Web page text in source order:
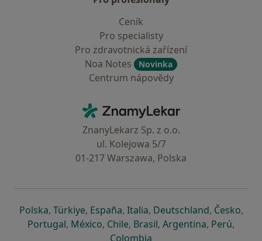
Ceník
Pro specialisty
Pro zdravotnická zařízení
Noa Notes
Novinka
Centrum nápovědy
ZnamyLekar - Hlavní stránka
ZnanyLekarz Sp. z o.o.
ul. Kolejowa 5/7
01-217 Warszawa, Polska
Polskase otevře v nové záložce
, Türkiyese otevře v nové záložce
, Españase otevře v nové záložce
, Italiase otevře v nové záložce
, Deutschlandse otevře v
, Českose
,
Portugalse otevře v nové záložce
, Méxicose otevře v nové záložce
, Chilese otevře v nové záložce
, Brasilse otevře v nové
, Argentinase otevře v
, Perúse
,
Colombia